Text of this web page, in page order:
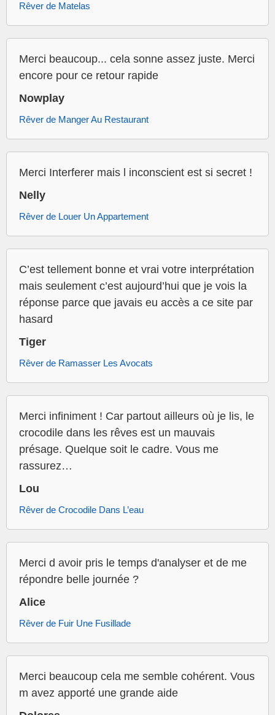
Rêver de Matelas
Merci beaucoup... cela sonne assez juste. Merci
encore pour ce retour rapide
Nowplay
Rêver de Manger Au Restaurant
Merci Interferer mais l inconscient est si secret !
Nelly
Rêver de Louer Un Appartement
C’est tellement bonne et vrai votre interprétation
mais seulement c’est aujourd’hui que je vois la
réponse parce que javais eu accès a ce site par
hasard
Tiger
Rêver de Ramasser Les Avocats
Merci infiniment ! Car partout ailleurs où je lis, le
crocodile dans les rêves est un mauvais
présage. Quelque soit le cadre. Vous me
rassurez…
Lou
Rêver de Crocodile Dans L’eau
Merci d avoir pris le temps d'analyser et de me
répondre belle journée ?
Alice
Rêver de Fuir Une Fusillade
Merci beaucoup cela me semble cohérent. Vous
m avez apporté une grande aide